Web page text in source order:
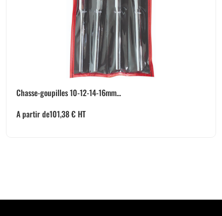
Chasse-goupilles 10-12-14-16mm...
A partir de101,38€ HT